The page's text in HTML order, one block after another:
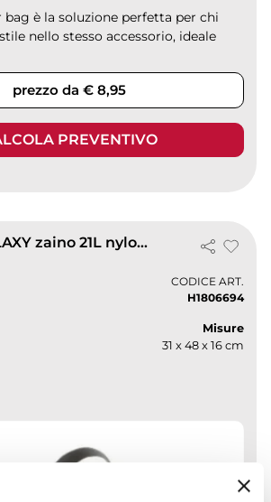
bag è la soluzione perfetta per chi
nello stesso accessorio, ideale
prezzo da € 8,95
PREVENTIVO
Backpack GALAXY zaino 21L nylon, tasche rete
CODICE ART.
H1806694
Misure
31 x 48 x 16 cm